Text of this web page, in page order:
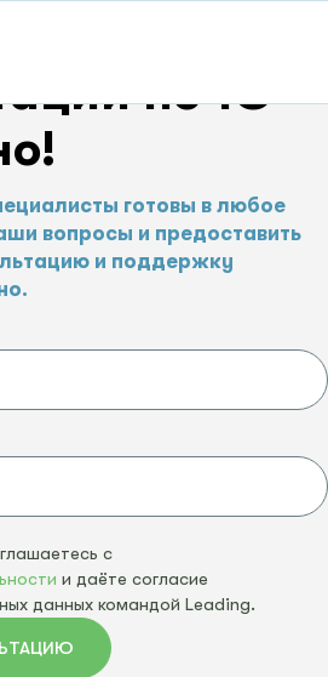
по 1С –
готовы в любое
вопросы и предоставить
и поддержку
с
и даёте согласие
данных командой Leading.